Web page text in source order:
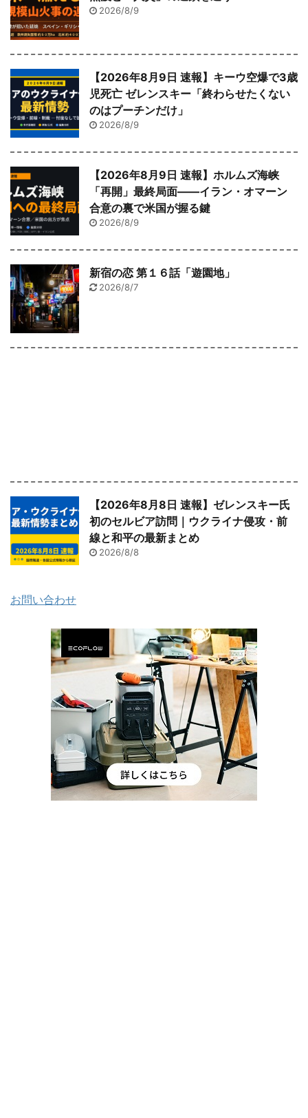
2026/8/9
【2026年8月9日 速報】キーウ空爆で3歳
児死亡 ゼレンスキー「終わらせたくない
のはプーチンだけ」
2026/8/9
【2026年8月9日 速報】ホルムズ海峡
「再開」最終局面――イラン・オマーン
合意の裏で米国が握る鍵
2026/8/9
新宿の恋 第１６話「遊園地」
2026/8/7
【2026年8月8日 速報】ゼレンスキー氏
初のセルビア訪問｜ウクライナ侵攻・前
線と和平の最新まとめ
2026/8/8
お問い合わせ